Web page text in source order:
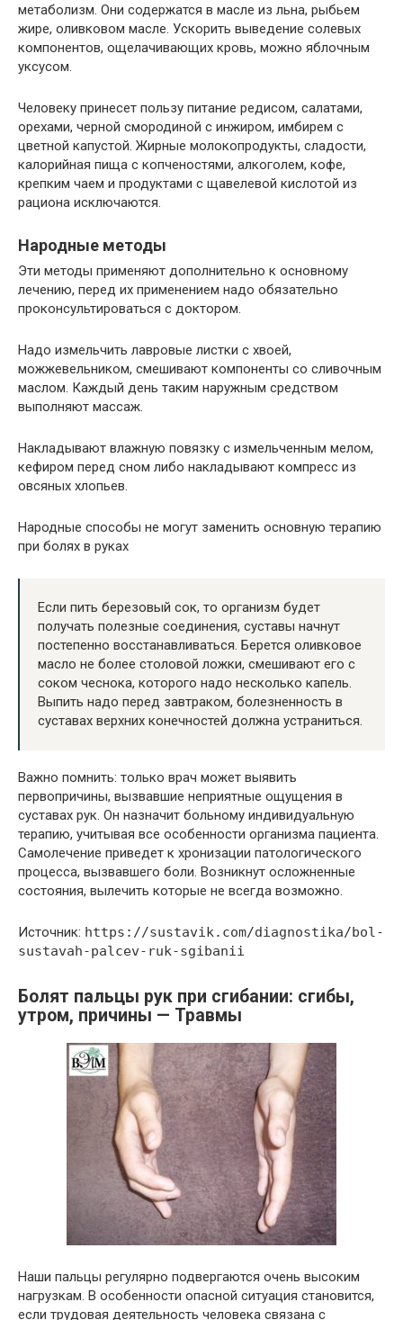
метаболизм. Они содержатся в масле из льна, рыбьем
жире, оливковом масле. Ускорить выведение солевых
компонентов, ощелачивающих кровь, можно яблочным
уксусом.
Человеку принесет пользу питание редисом, салатами,
орехами, черной смородиной с инжиром, имбирем с
цветной капустой. Жирные молокопродукты, сладости,
калорийная пища с копченостями, алкоголем, кофе,
крепким чаем и продуктами с щавелевой кислотой из
рациона исключаются.
Народные методы
Эти методы применяют дополнительно к основному
лечению, перед их применением надо обязательно
проконсультироваться с доктором.
Надо измельчить лавровые листки с хвоей,
можжевельником, смешивают компоненты со сливочным
маслом. Каждый день таким наружным средством
выполняют массаж.
Накладывают влажную повязку с измельченным мелом,
кефиром перед сном либо накладывают компресс из
овсяных хлопьев.
Народные способы не могут заменить основную терапию
при болях в руках
Если пить березовый сок, то организм будет
получать полезные соединения, суставы начнут
постепенно восстанавливаться. Берется оливковое
масло не более столовой ложки, смешивают его с
соком чеснока, которого надо несколько капель.
Выпить надо перед завтраком, болезненность в
суставах верхних конечностей должна устраниться.
Важно помнить: только врач может выявить
первопричины, вызвавшие неприятные ощущения в
суставах рук. Он назначит больному индивидуальную
терапию, учитывая все особенности организма пациента.
Самолечение приведет к хронизации патологического
процесса, вызвавшего боли. Возникнут осложненные
состояния, вылечить которые не всегда возможно.
Источник: https://sustavik.com/diagnostika/bol-
sustavah-palcev-ruk-sgibanii
Болят пальцы рук при сгибании: сгибы,
утром, причины — Травмы
Наши пальцы регулярно подвергаются очень высоким
нагрузкам. В особенности опасной ситуация становится,
если трудовая деятельность человека связана с